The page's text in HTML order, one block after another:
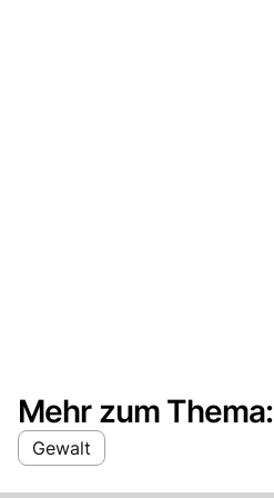
Mehr zum Thema:
Gewalt